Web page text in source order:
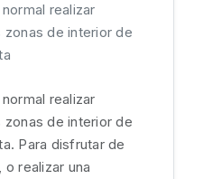
realizar
de interior de
realizar
de interior de
Para disfrutar de
realizar una